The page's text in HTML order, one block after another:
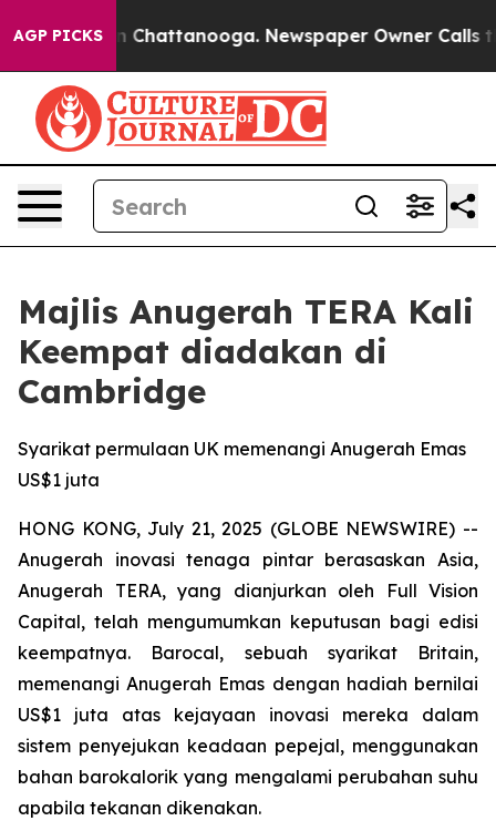
AGP PICKS
Chaos in Chattanooga. Newspaper Owner Calls
Majlis Anugerah TERA Kali
Keempat diadakan di
Cambridge
Syarikat permulaan UK memenangi Anugerah Emas
US$1 juta
HONG KONG, July 21, 2025 (GLOBE NEWSWIRE) --
Anugerah inovasi tenaga pintar berasaskan Asia,
Anugerah TERA, yang dianjurkan oleh Full Vision
Capital, telah mengumumkan keputusan bagi edisi
keempatnya. Barocal, sebuah syarikat Britain,
memenangi Anugerah Emas dengan hadiah bernilai
US$1 juta atas kejayaan inovasi mereka dalam
sistem penyejukan keadaan pepejal, menggunakan
bahan barokalorik yang mengalami perubahan suhu
apabila tekanan dikenakan.